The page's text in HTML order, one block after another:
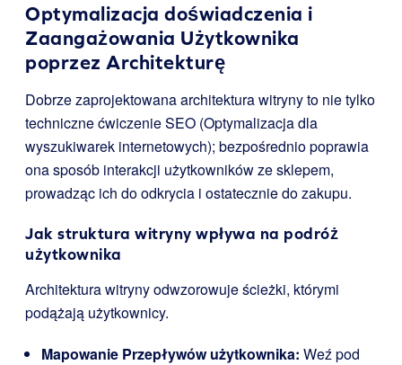
Optymalizacja doświadczenia i
Zaangażowania Użytkownika
poprzez Architekturę
Dobrze zaprojektowana architektura witryny to nie tylko
techniczne ćwiczenie SEO (Optymalizacja dla
wyszukiwarek internetowych); bezpośrednio poprawia
ona sposób interakcji użytkowników ze sklepem,
prowadząc ich do odkrycia i ostatecznie do zakupu.
Jak struktura witryny wpływa na podróż
użytkownika
Architektura witryny odwzorowuje ścieżki, którymi
podążają użytkownicy.
Mapowanie Przepływów użytkownika: Weź pod